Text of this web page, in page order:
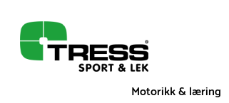
Motorikk & læring